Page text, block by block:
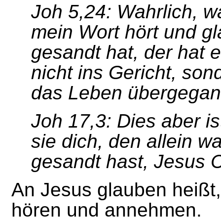
Joh 5,24: Wahrlich,
mein Wort hört und
gesandt hat, der hat
nicht ins Gericht,
das Leben
Joh 17,3: Dies aber
sie dich, den allein
gesandt hast, Jesus
An Jesus glauben
hören und annehmen.